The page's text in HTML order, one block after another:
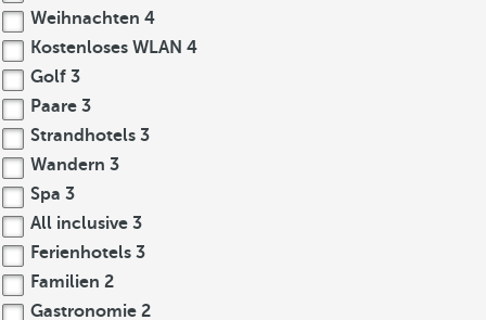
Weihnachten 4
Kostenloses WLAN 4
Golf 3
Paare 3
Strandhotels 3
Wandern 3
Spa 3
All inclusive 3
Ferienhotels 3
Familien 2
Gastronomie 2